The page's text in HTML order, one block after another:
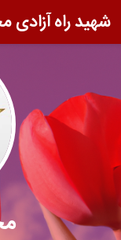
شهید راه